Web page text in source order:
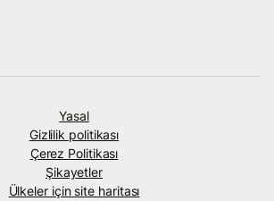
Yasal
Gizlilik politikası
Çerez Politikası
Şikayetler
Ülkeler için site haritası